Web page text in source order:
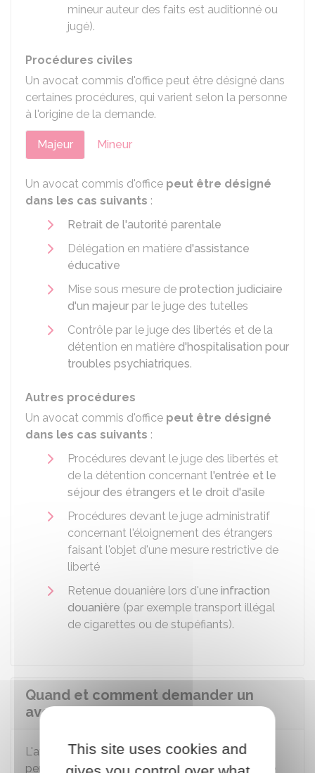
mineur auteur des faits est auditionné ou
jugé).
Procédures civiles
Un avocat commis d'office peut être désigné dans
certaines procédures, qui varient selon la personne
à l'origine de la demande.
Majeur Mineur
Un avocat commis d'office peut être désigné
dans les cas suivants :
Retrait de l'autorité parentale
Délégation en matière d'assistance
éducative
Mise sous mesure de protection judiciaire
d'un majeur par le juge des tutelles
Contrôle par le juge des libertés et de la
détention en matière d'hospitalisation pour
troubles psychiatriques.
Autres procédures
Un avocat commis d'office peut être désigné
dans les cas suivants :
Procédures devant le juge des libertés et
de la détention concernant l'entrée et le
séjour des étrangers et le droit d'asile
Procédures devant le juge administratif
concernant l'éloignement des étrangers
faisant l'objet d'une mesure restrictive de
liberté
Retenue douanière lors d'une infraction
douanière (par exemple transport illégal
de cigarettes ou de stupéfiants).
Quand et comment demander un
avocat commis d'office ?
L'avocat peut être commis d'office pour une
personne mineure et pour une personne majeure
This site uses cookies and